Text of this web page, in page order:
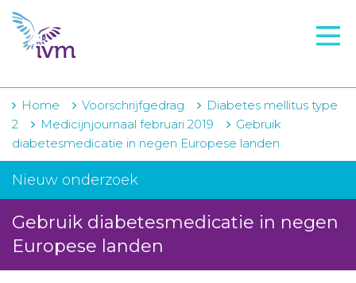
VMI
FTO voorbereiding
IVM-academie
Zorginstellingen
Projecten
Over IVM
Actueel
Home Voorschrijfgedrag
Diabetes mellitus type
2
Medicijnjournaal februari 2019
Gebruik
diabetesmedicatie in negen Europese landen
Nieuw onderzoek
Gebruik diabetesmedicatie in negen
Europese landen